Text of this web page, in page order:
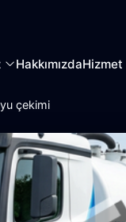
Hakkımızda
çekimi